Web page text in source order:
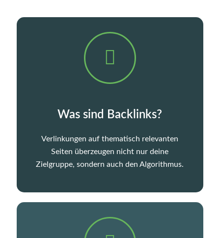
Was sind Backlinks?
Verlinkungen auf thematisch relevanten
Seiten überzeugen nicht nur deine
Zielgruppe, sondern auch den Algorithmus.